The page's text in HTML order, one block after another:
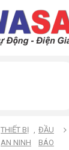
THIẾT BỊ
AN NINH
, ĐẦU
BÁO